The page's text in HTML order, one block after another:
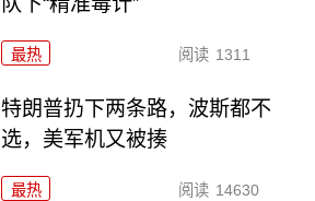
最热 阅读 1311
特朗普扔下两条路，波斯都不
选，美军机又被揍
最热 阅读 14630